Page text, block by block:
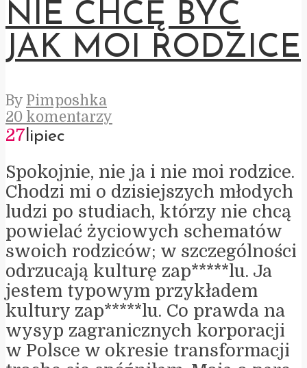
NIE CHCĘ BYĆ
JAK MOI RODZICE
By Pimposhka
20 komentarzy
27 lipiec
Spokojnie, nie ja i nie moi rodzice.
Chodzi mi o dzisiejszych młodych
ludzi po studiach, którzy nie chcą
powielać życiowych schematów
swoich rodziców; w szczególności
odrzucają kulturę zap*****lu. Ja
jestem typowym przykładem
kultury zap*****lu. Co prawda na
wysyp zagranicznych korporacji
w Polsce w okresie transformacji